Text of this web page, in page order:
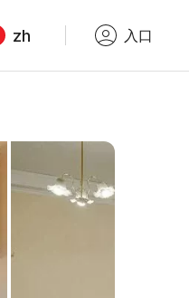
zh 入口